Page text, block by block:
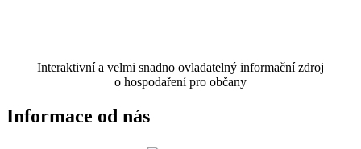
Interaktivní a velmi snadno ovladatelný informační zdroj
o hospodaření pro občany
Informace od nás